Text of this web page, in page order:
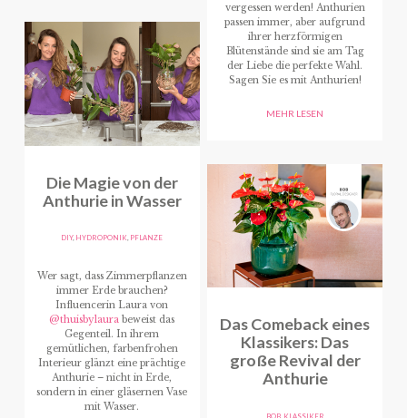
Die Magie von der
Anthurie in Wasser
DIY, HYDROPONIK, PFLANZE
Wer sagt, dass Zimmerpflanzen
immer Erde brauchen?
Influencerin Laura von
@thuisbylaura beweist das
Gegenteil. In ihrem
gemütlichen, farbenfrohen
Interieur glänzt eine prächtige
Anthurie – nicht in Erde,
sondern in einer gläsernen Vase
mit Wasser.
vergessen werden! Anthurien
passen immer, aber aufgrund
ihrer herzförmigen
Blütenstände sind sie am Tag
der Liebe die perfekte Wahl.
Sagen Sie es mit Anthurien!
MEHR LESEN
Das Comeback eines
Klassikers: Das
große Revival der
Anthurie
BOB, KLASSIKER